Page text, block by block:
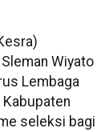
Wiyato
Lembaga
Kabupaten
seleksi bagi